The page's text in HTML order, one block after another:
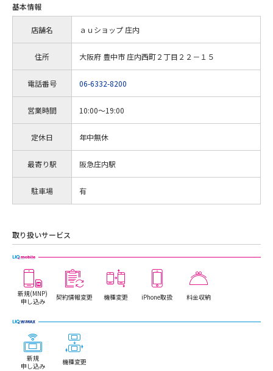
基本情報
店舗名 ａｕショップ 庄内
住所 大阪府 豊中市 庄内西町２丁目２２－１５
電話番号 06-6332-8200
営業時間 10:00～19:00
定休日 年中無休
最寄り駅 阪急庄内駅
駐車場 有
取り扱いサービス
新規(MNP)
申し込み
契約情報変更 機種変更 iPhone取扱 料金収納
新規
申し込み
機種変更